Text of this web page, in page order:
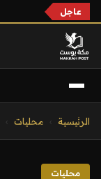
عاجل
الرئيسية محليات
محليات